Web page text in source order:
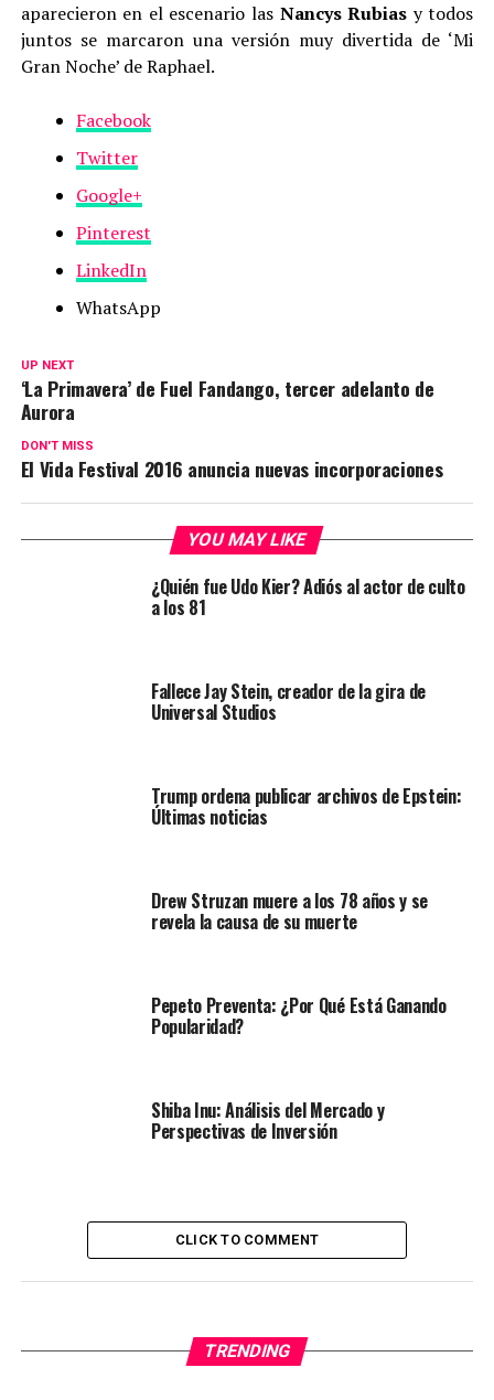
aparecieron en el escenario las Nancys Rubias y todos
juntos se marcaron una versión muy divertida de ‘Mi
Gran Noche’ de Raphael.
Facebook
Twitter
Google+
Pinterest
LinkedIn
WhatsApp
UP NEXT
‘La Primavera’ de Fuel Fandango, tercer adelanto de
Aurora
DON'T MISS
El Vida Festival 2016 anuncia nuevas incorporaciones
YOU MAY LIKE
¿Quién fue Udo Kier? Adiós al actor de culto
a los 81
Fallece Jay Stein, creador de la gira de
Universal Studios
Trump ordena publicar archivos de Epstein:
Últimas noticias
Drew Struzan muere a los 78 años y se
revela la causa de su muerte
Pepeto Preventa: ¿Por Qué Está Ganando
Popularidad?
Shiba Inu: Análisis del Mercado y
Perspectivas de Inversión
CLICK TO COMMENT
TRENDING